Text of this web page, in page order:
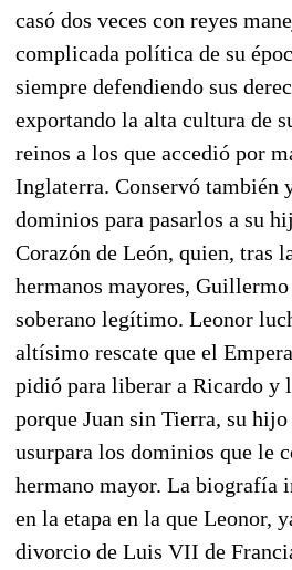
casó dos veces con reyes
complicada política de su
siempre defendiendo sus
exportando la alta cultura de
reinos a los que accedió por
Inglaterra. Conservó también
dominios para pasarlos a su
Corazón de León, quien, tras
hermanos mayores,
soberano legítimo. Leonor
altísimo rescate que el
pidió para liberar a Ricardo y
porque Juan sin Tierra, su hijo
usurpara los dominios que le
hermano mayor. La biografía
en la etapa en la que Leonor,
divorcio de Luis VII de